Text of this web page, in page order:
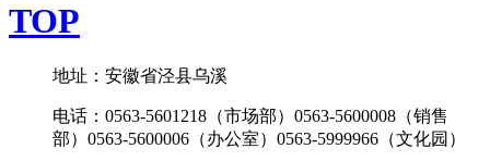
TOP
地址：安徽省泾县乌溪
电话：0563-5601218（市场部）0563-5600008（销售
部）0563-5600006（办公室）0563-5999966（文化园）